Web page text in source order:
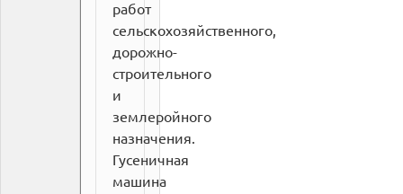
работ
сельскохозяйственного,
дорожно-
строительного
и
землеройного
назначения.
Гусеничная
машина